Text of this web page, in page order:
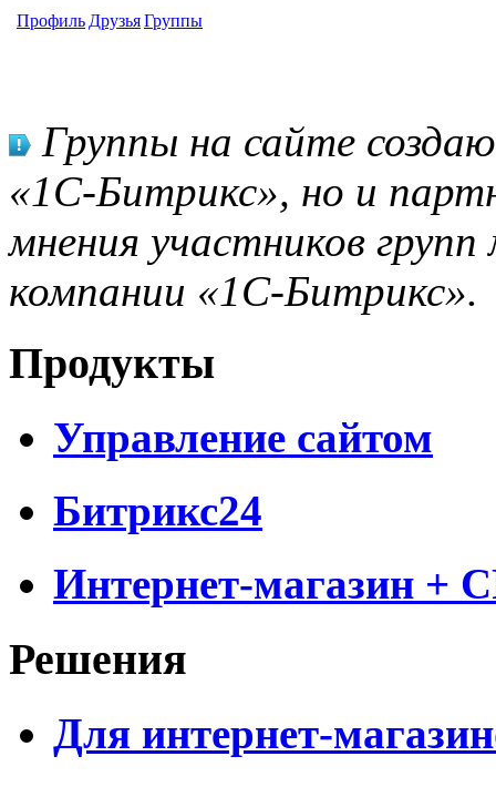
Профиль ДрузьяГруппы
Группы на сайте
«1С-Битрикс», но и
мнения участников
компании «1С-Битрикс».
Продукты
Управление сайтом
Битрикс24
Интернет-магазин +
Решения
Для интернет-